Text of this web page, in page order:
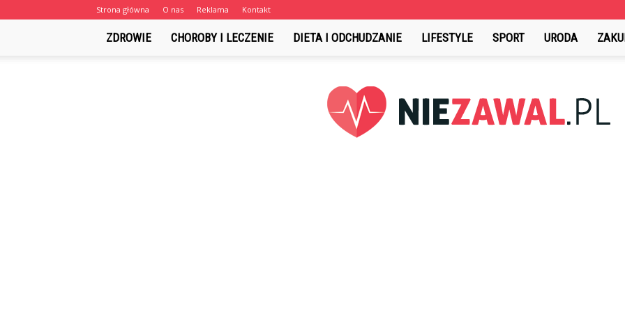
Strona główna O nas Reklama Kontakt
ZDROWIE CHOROBY I LECZENIE DIETA I ODCHUDZANIE LIFESTYLE SPORT URODA